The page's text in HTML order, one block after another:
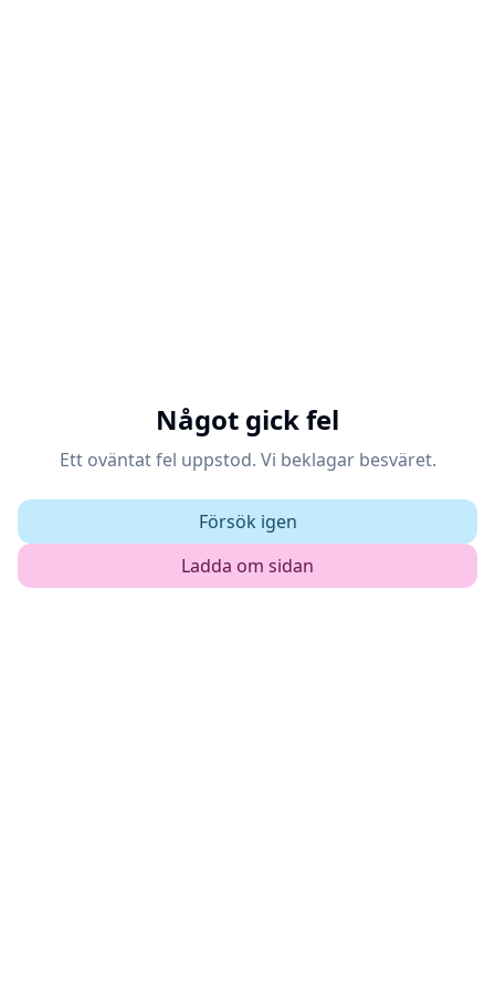
Något gick fel
Ett oväntat fel uppstod. Vi beklagar besväret.
Försök igen
Ladda om sidan